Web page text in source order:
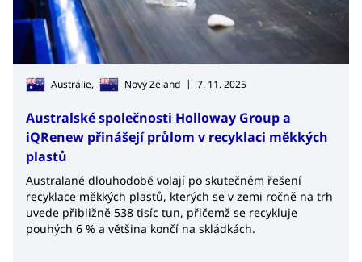
Austrálie, Nový Zéland | 7. 11. 2025
Australské společnosti Holloway Group a
iQRenew přinášejí průlom v recyklaci měkkých
plastů
Australané dlouhodobě volají po skutečném řešení
recyklace měkkých plastů, kterých se v zemi ročně na trh
uvede přibližně 538 tisíc tun, přičemž se recykluje
pouhých 6 % a většina končí na skládkách.